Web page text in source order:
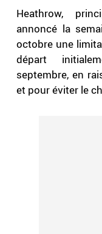
Heathrow,
annoncé la
octobre une
départ
septembre, en
et pour éviter le